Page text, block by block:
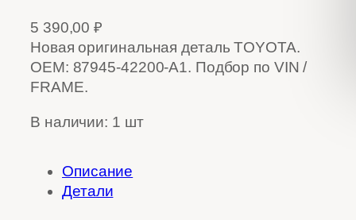
5 390,00₽
Новая оригинальная деталь TOYOTA.
OEM: 87945-42200-A1. Подбор по VIN /
FRAME.
В наличии: 1 шт
Описание
Детали